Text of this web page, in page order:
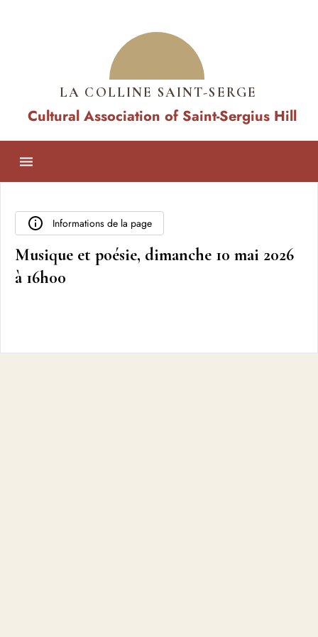
LA COLLINE SAINT-SERGE
Cultural Association of Saint-Sergius Hill
Informations de la page
Musique et poésie, dimanche 10 mai 2026
à 16h00